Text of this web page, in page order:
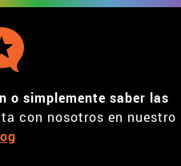
o simplemente saber las
con nosotros en nuestro